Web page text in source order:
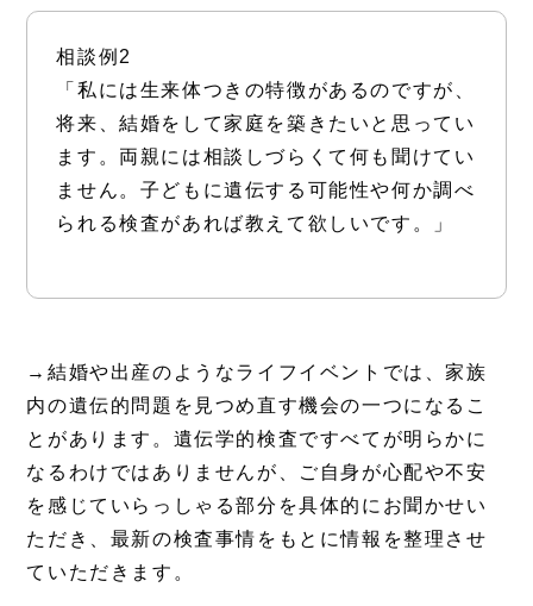
相談例2
「私には生来体つきの特徴があるのですが、
将来、結婚をして家庭を築きたいと思ってい
ます。両親には相談しづらくて何も聞けてい
ません。子どもに遺伝する可能性や何か調べ
られる検査があれば教えて欲しいです。」
→結婚や出産のようなライフイベントでは、家族
内の遺伝的問題を見つめ直す機会の一つになるこ
とがあります。遺伝学的検査ですべてが明らかに
なるわけではありませんが、ご自身が心配や不安
を感じていらっしゃる部分を具体的にお聞かせい
ただき、最新の検査事情をもとに情報を整理させ
ていただきます。